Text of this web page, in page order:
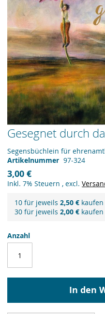
Gesegnet durch
Segensbüchlein für
Artikelnummer 97-324
3,00 €
Inkl. 7% Steuern , excl.
10 für jeweils 2,50 €
30 für jeweils 2,00 €
Anzahl
In den
Zum
Anfang
der
Bildergalerie
springen